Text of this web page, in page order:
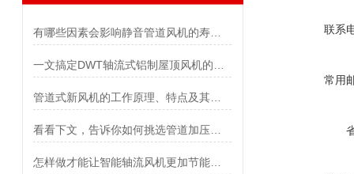
联系
常用